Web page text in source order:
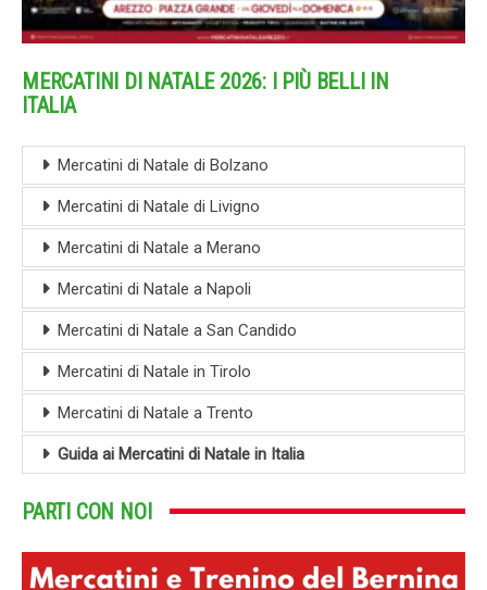
MERCATINI DI NATALE 2026: I PIÙ BELLI IN
ITALIA
Mercatini di Natale di Bolzano
Mercatini di Natale di Livigno
Mercatini di Natale a Merano
Mercatini di Natale a Napoli
Mercatini di Natale a San Candido
Mercatini di Natale in Tirolo
Mercatini di Natale a Trento
Guida ai Mercatini di Natale in Italia
PARTI CON NOI